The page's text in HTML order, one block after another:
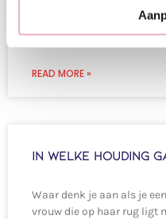
ontsluiting wordt gemeten
centimeter ontsluiting. Na
READ MORE »
In welke houding
Waar denk je aan als je
vrouw die op haar rug ligt